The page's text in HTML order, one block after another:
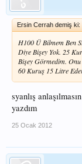
Ersin Cerrah demiş ki:
H100 Ü Bilmem Ben
Diye Bişey Yok. 25
Bişey Görmedim.
60 Kuruş 15 Litre
syanlış
yazdım
25 Ocak 2012